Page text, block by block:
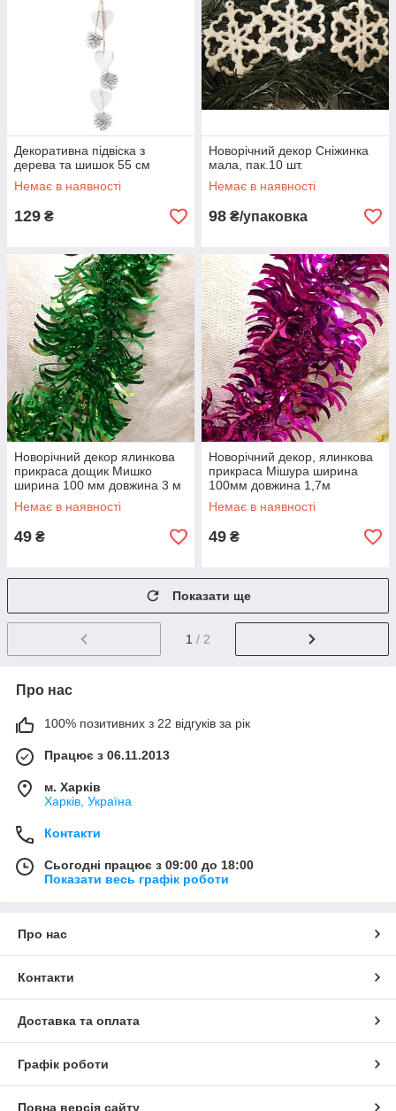
Декоративна підвіска з
дерева та шишок 55 см
Немає в наявності
129 ₴
Новорічний декор Сніжинка
мала, пак.10 шт.
Немає в наявності
98 ₴/упаковка
Новорічний декор ялинкова
прикраса дощик Мишко
ширина 100 мм довжина 3 м
Немає в наявності
49 ₴
Новорічний декор, ялинкова
прикраса Мішура ширина
100мм довжина 1,7м
Немає в наявності
49 ₴
Показати ще
1 / 2
Про нас
100% позитивних з 22 відгуків за рік
Працює з 06.11.2013
м. Харків
Харків, Україна
Контакти
Сьогодні працює з 09:00 до 18:00
Показати весь графік роботи
Про нас
Контакти
Доставка та оплата
Графік роботи
Повна версія сайту